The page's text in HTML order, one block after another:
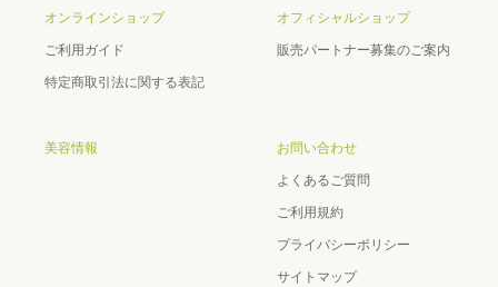
オンラインショップ
ご利用ガイド
特定商取引法に関する表記
オフィシャルショップ
販売パートナー募集のご案内
美容情報 お問い合わせ
よくあるご質問
ご利用規約
プライバシーポリシー
サイトマップ